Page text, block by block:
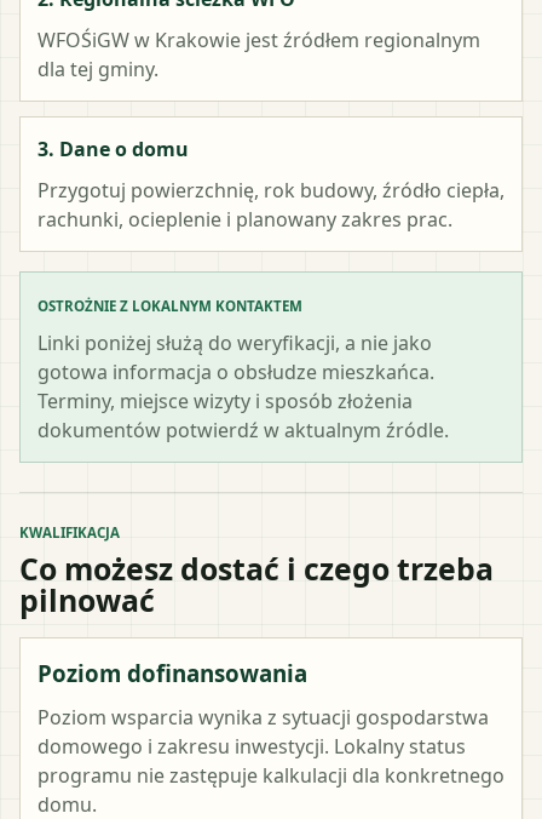
WFOŚiGW w Krakowie jest źródłem regionalnym
dla tej gminy.
3. Dane o domu
Przygotuj powierzchnię, rok budowy, źródło ciepła,
rachunki, ocieplenie i planowany zakres prac.
OSTROŻNIE Z LOKALNYM KONTAKTEM
Linki poniżej służą do weryfikacji, a nie jako
gotowa informacja o obsłudze mieszkańca.
Terminy, miejsce wizyty i sposób złożenia
dokumentów potwierdź w aktualnym źródle.
KWALIFIKACJA
Co możesz dostać i czego trzeba
pilnować
Poziom dofinansowania
Poziom wsparcia wynika z sytuacji gospodarstwa
domowego i zakresu inwestycji. Lokalny status
programu nie zastępuje kalkulacji dla konkretnego
domu.